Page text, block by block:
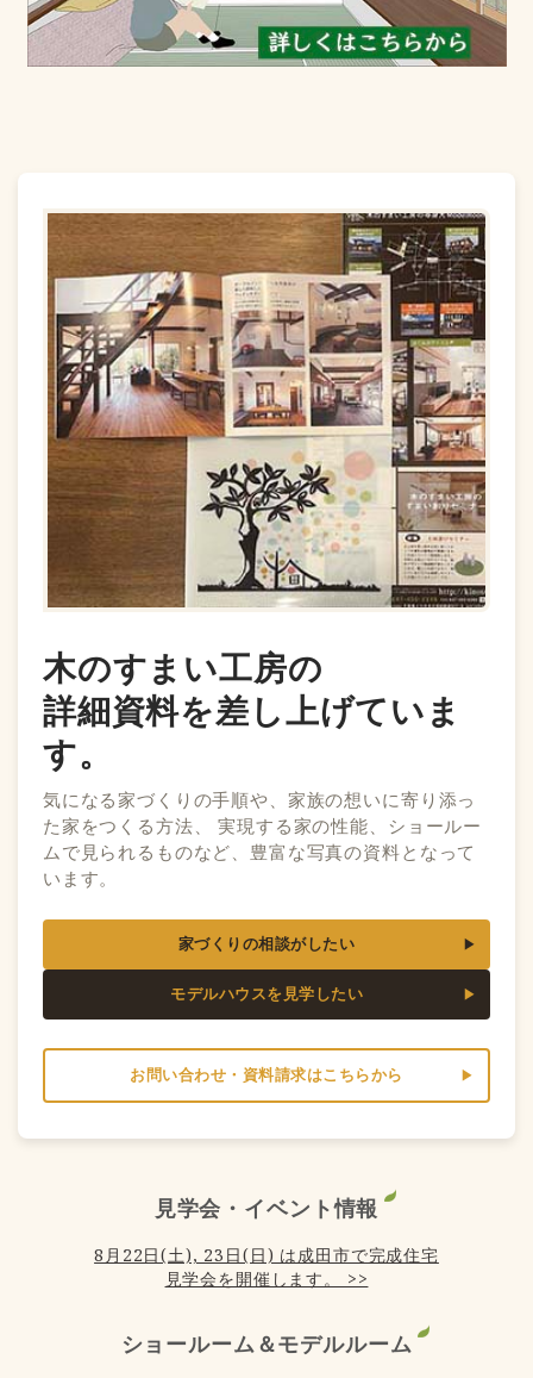
木のすまい工房の
詳細資料を差し上げていま
す。
気になる家づくりの手順や、家族の想いに寄り添っ
た家をつくる方法、 実現する家の性能、ショールー
ムで見られるものなど、豊富な写真の資料となって
います。
家づくりの相談がしたい
モデルハウスを見学したい
お問い合わせ・資料請求はこちらから
見学会・イベント情報
8月22日(土), 23日(日) は成田市で完成住宅
見学会を開催します。 >>
ショールーム＆モデルルーム